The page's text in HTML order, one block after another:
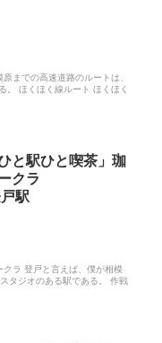
までの高速道路のルートは、
。 ほくほく線ルート ほくほく
と駅ひと喫茶」珈
クラ
駅
ラ 登戸と言えば、僕が相模
タジオのある駅である。 作戦